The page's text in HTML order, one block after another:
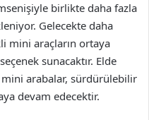
birlikte daha fazla
Gelecekte daha
mini araçların ortaya
sunacaktır. Elde
arabalar, sürdürülebilir
devam edecektir.